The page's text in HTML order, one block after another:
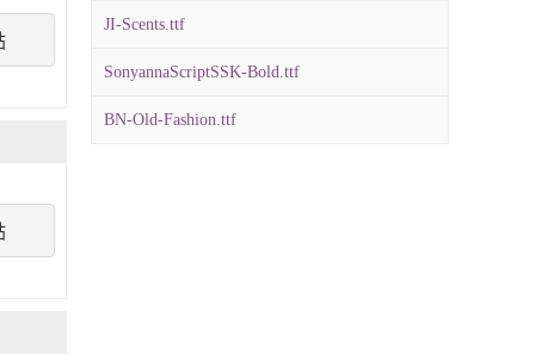
JI-Scents.ttf
SonyannaScriptSSK-Bold.ttf
BN-Old-Fashion.ttf